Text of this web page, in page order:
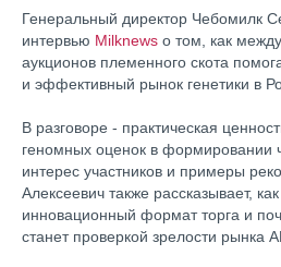
Генеральный директор Чебомилк
интервью Milknews о том, как
аукционов племенного скота
и эффективный рынок генетики в
В разговоре - практическая
геномных оценок в формировании
интерес участников и примеры
Алексеевич также рассказывает,
инновационный формат торга и
станет проверкой зрелости рынка